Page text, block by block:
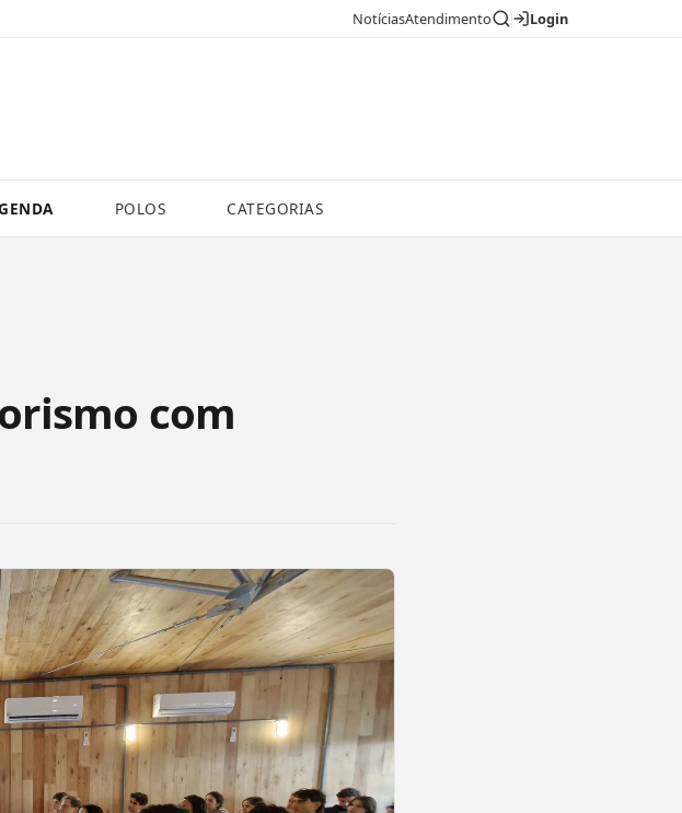
NotíciasAtendimento Login
POLOS CATEGORIAS
com